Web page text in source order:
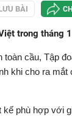
BÀI
trong tháng
toàn cầu, Tập
khi cho ra mắt
kế phù hợp với